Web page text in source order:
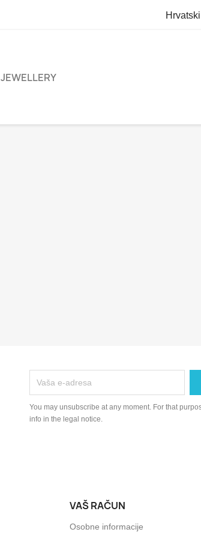
Hrvatski
JEWELLERY
You may unsubscribe at any moment. For that
info in the legal notice.
VAŠ RAČUN
Osobne informacije